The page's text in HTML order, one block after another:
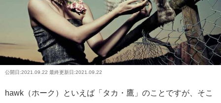
公開日:2021.09.22 最終更新日:2021.09.22
hawk（ホーク）といえば「タカ・鷹」のことですが、そこ